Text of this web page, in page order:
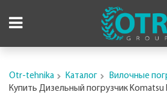
Otr-tehnika Каталог
Вилочные
Купить Дизельный погрузчик Komatsu